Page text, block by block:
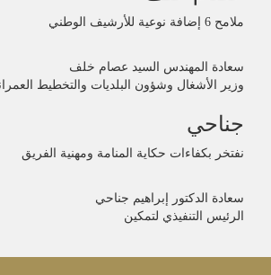
ملامح 6 إضافة نوعية للأرشيف الوطني
سعادة المهندس السيد عصام خلف
وزير الأشغال وشؤون البلديات والتخطيط
جناحي
نفتخر بكفاءات حكاية المنامة ومهنية الفريق
سعادة الدكتور إبراهيم جناحي
الرئيس التنفيذي لتمكين